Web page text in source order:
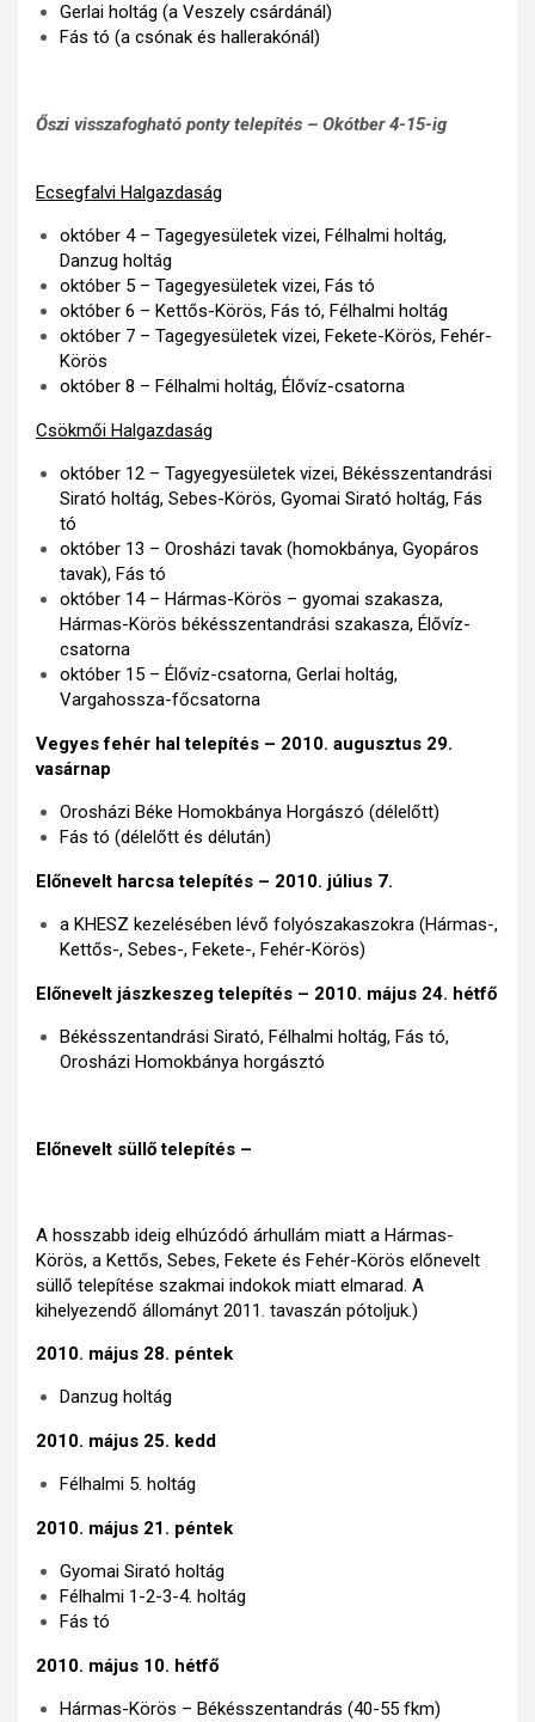
Gerlai holtág (a Veszely csárdánál)
Fás tó (a csónak és hallerakónál)
Őszi visszafogható ponty telepítés – Okótber 4-15-ig
Ecsegfalvi Halgazdaság
október 4 – Tagegyesületek vizei, Félhalmi holtág,
Danzug holtág
október 5 – Tagegyesületek vizei, Fás tó
október 6 – Kettős-Körös, Fás tó, Félhalmi holtág
október 7 – Tagegyesületek vizei, Fekete-Körös, Fehér-
Körös
október 8 – Félhalmi holtág, Élővíz-csatorna
Csökmői Halgazdaság
október 12 – Tagyegyesületek vizei, Békésszentandrási
Sirató holtág, Sebes-Körös, Gyomai Sirató holtág, Fás
tó
október 13 – Orosházi tavak (homokbánya, Gyopáros
tavak), Fás tó
október 14 – Hármas-Körös – gyomai szakasza,
Hármas-Körös békésszentandrási szakasza, Élővíz-
csatorna
október 15 – Élővíz-csatorna, Gerlai holtág,
Vargahossza-főcsatorna
Vegyes fehér hal telepítés – 2010. augusztus 29.
vasárnap
Orosházi Béke Homokbánya Horgászó (délelőtt)
Fás tó (délelőtt és délután)
Előnevelt harcsa telepítés – 2010. július 7.
a KHESZ kezelésében lévő folyószakaszokra (Hármas-,
Kettős-, Sebes-, Fekete-, Fehér-Körös)
Előnevelt jászkeszeg telepítés – 2010. május 24. hétfő
Békésszentandrási Sirató, Félhalmi holtág, Fás tó,
Orosházi Homokbánya horgásztó
Előnevelt süllő telepítés –
A hosszabb ideig elhúzódó árhullám miatt a Hármas-
Körös, a Kettős, Sebes, Fekete és Fehér-Körös előnevelt
süllő telepítése szakmai indokok miatt elmarad. A
kihelyezendő állományt 2011. tavaszán pótoljuk.)
2010. május 28. péntek
Danzug holtág
2010. május 25. kedd
Félhalmi 5. holtág
2010. május 21. péntek
Gyomai Sirató holtág
Félhalmi 1-2-3-4. holtág
Fás tó
2010. május 10. hétfő
Hármas-Körös – Békésszentandrás (40-55 fkm)